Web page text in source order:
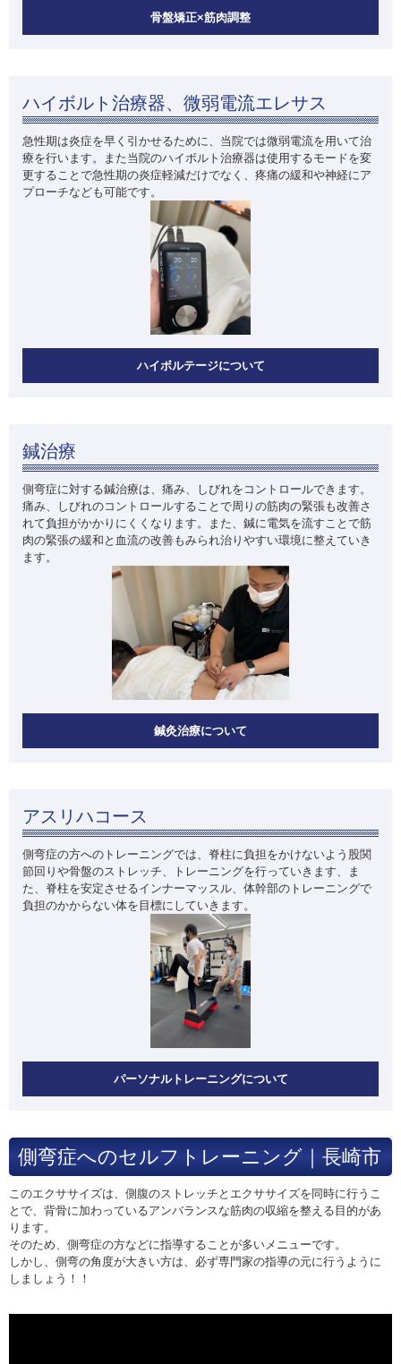
骨盤矯正×筋肉調整
ハイボルト治療器、微弱電流エレサス
急性期は炎症を早く引かせるために、当院では微弱電流を用いて治
療を行います。また当院のハイボルト治療器は使用するモードを変
更することで急性期の炎症軽減だけでなく、疼痛の緩和や神経にア
プローチなども可能です。
ハイボルテージについて
鍼治療
側弯症に対する鍼治療は、痛み、しびれをコントロールできます。
痛み、しびれのコントロールすることで周りの筋肉の緊張も改善さ
れて負担がかかりにくくなります。また、鍼に電気を流すことで筋
肉の緊張の緩和と血流の改善もみられ治りやすい環境に整えていき
ます。
鍼灸治療について
アスリハコース
側弯症の方へのトレーニングでは、脊柱に負担をかけないよう股関
節回りや骨盤のストレッチ、トレーニングを行っていきます、ま
た、脊柱を安定させるインナーマッスル、体幹部のトレーニングで
負担のかからない体を目標にしていきます。
パーソナルトレーニングについて
側弯症へのセルフトレーニング｜長崎市
このエクササイズは、側腹のストレッチとエクササイズを同時に行うこ
とで、背骨に加わっているアンバランスな筋肉の収縮を整える目的があ
ります。
そのため、側弯症の方などに指導することが多いメニューです。
しかし、側弯の角度が大きい方は、必ず専門家の指導の元に行うように
しましょう！！